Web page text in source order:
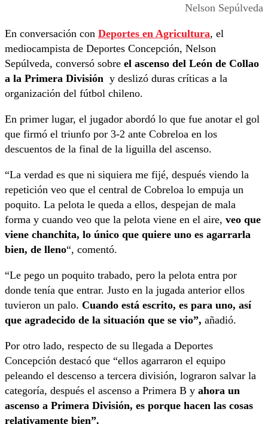
Nelson Sepúlveda
En conversación con Deportes en Agricultura, el
mediocampista de Deportes Concepción, Nelson
Sepúlveda, conversó sobre el ascenso del León de Collao
a la Primera División y deslizó duras críticas a la
organización del fútbol chileno.
En primer lugar, el jugador abordó lo que fue anotar el gol
que firmó el triunfo por 3-2 ante Cobreloa en los
descuentos de la final de la liguilla del ascenso.
“La verdad es que ni siquiera me fijé, después viendo la
repetición veo que el central de Cobreloa lo empuja un
poquito. La pelota le queda a ellos, despejan de mala
forma y cuando veo que la pelota viene en el aire, veo que
viene chanchita, lo único que quiere uno es agarrarla
bien, de lleno“, comentó.
“Le pego un poquito trabado, pero la pelota entra por
donde tenía que entrar. Justo en la jugada anterior ellos
tuvieron un palo. Cuando está escrito, es para uno, así
que agradecido de la situación que se vio”, añadió.
Por otro lado, respecto de su llegada a Deportes
Concepción destacó que “ellos agarraron el equipo
peleando el descenso a tercera división, lograron salvar la
categoría, después el ascenso a Primera B y ahora un
ascenso a Primera División, es porque hacen las cosas
relativamente bien”.